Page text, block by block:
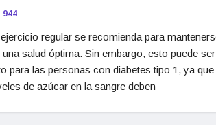
944
regular se recomienda para
una salud óptima. Sin embargo, esto puede
para las personas con diabetes tipo 1, ya
de azúcar en la sangre deben